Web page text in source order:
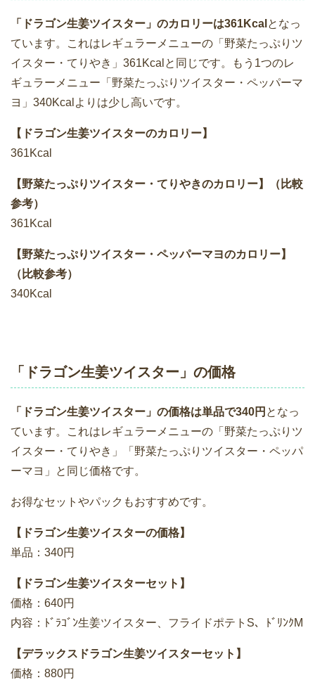
「ドラゴン生姜ツイスター」のカロリーは361Kcal となっ
ています。これはレギュラーメニューの「野菜たっぷりツ
イスター・てりやき」361Kcalと同じです。もう1つのレ
ギュラーメニュー「野菜たっぷりツイスター・ペッパーマ
ヨ」340Kcalよりは少し高いです。
【ドラゴン生姜ツイスターのカロリー】
361Kcal
【野菜たっぷりツイスター・てりやきのカロリー】（比較
参考）
361Kcal
【野菜たっぷりツイスター・ペッパーマヨのカロリー】
（比較参考）
340Kcal
「ドラゴン生姜ツイスター」の価格
「ドラゴン生姜ツイスター」の価格は単品で340円 となっ
ています。これはレギュラーメニューの「野菜たっぷりツ
イスター・てりやき」「野菜たっぷりツイスター・ペッパ
ーマヨ」と同じ価格です。
お得なセットやパックもおすすめです。
【ドラゴン生姜ツイスターの価格】
単品：340円
【ドラゴン生姜ツイスターセット】
価格：640円
内容：ﾄﾞﾗｺﾞﾝ生姜ツイスター、フライドポテトS、ﾄﾞﾘﾝｸM
【デラックスドラゴン生姜ツイスターセット】
価格：880円